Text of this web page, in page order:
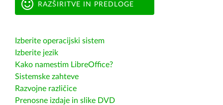
RAZŠIRITVE IN PREDLOGE
Izberite operacijski sistem
Izberite jezik
Kako namestim LibreOffice?
Sistemske zahteve
Razvojne različice
Prenosne izdaje in slike DVD